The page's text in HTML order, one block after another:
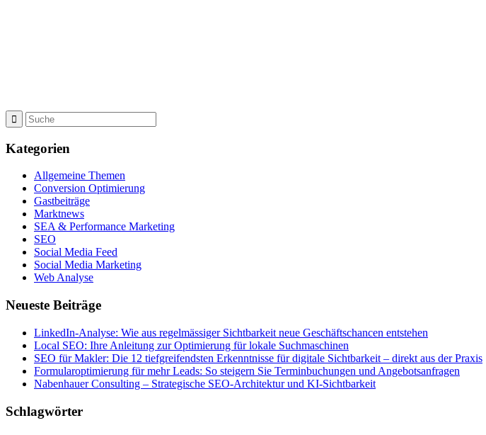
Kategorien
Allgemeine Themen
Conversion Optimierung
Gastbeiträge
Marktnews
SEA & Performance Marketing
SEO
Social Media Feed
Social Media Marketing
Web Analyse
Neueste Beiträge
LinkedIn-Analyse: Wie aus regelmässiger Sichtbarkeit neue Geschäftschancen entstehen
Local SEO: Ihre Anleitung zur Optimierung für lokale Suchmaschinen
SEO für Makler: Die 12 tiefgreifendsten Erkenntnisse für digitale Sichtbarkeit – direkt aus der Praxis
Formularoptimierung für mehr Leads: So steigern Sie Terminbuchungen und Angebotsanfragen
Nabenhauer Consulting – Strategische SEO-Architektur und KI-Sichtbarkeit
Schlagwörter